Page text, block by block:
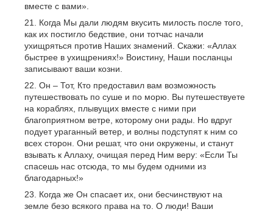
вместе с вами».
Когда Мы дали людям вкусить милость после того,
как их постигло бедствие, они тотчас начали
ухищряться против Наших знамений. Скажи: «Аллах
быстрее в ухищрениях!» Воистину, Наши посланцы
записывают ваши козни.
Он – Тот, Кто предоставил вам возможность
путешествовать по суше и по морю. Вы путешествуете
на кораблях, плывущих вместе с ними при
благоприятном ветре, которому они рады. Но вдруг
подует ураганный ветер, и волны подступят к ним со
всех сторон. Они решат, что они окружены, и станут
взывать к Аллаху, очищая перед Ним веру: «Если Ты
спасешь нас отсюда, то мы будем одними из
благодарных!»
Когда же Он спасает их, они бесчинствуют на
земле безо всякого права на то. О люди! Ваши